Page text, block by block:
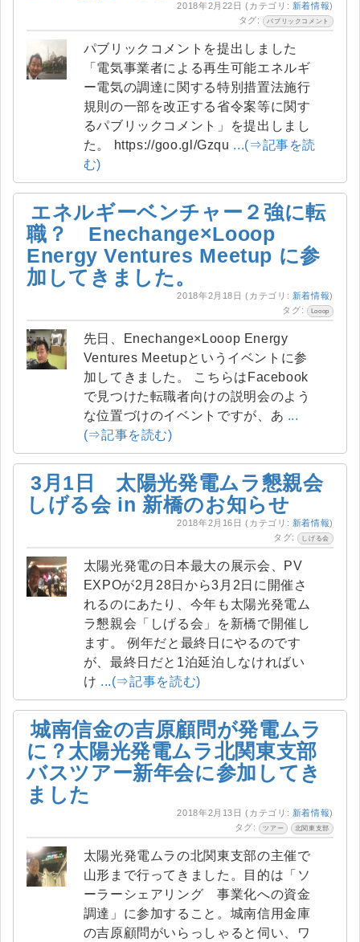
2018年2月22日 (カテゴリ: 新着情報)
タグ:
パブリックコメント
パブリックコメントを提出しました
「電気事業者による再生可能エネルギ
ー電気の調達に関する特別措置法施行
規則の一部を改正する省令案等に関す
るパブリックコメント」を提出しまし
た。 https://goo.gl/Gzqu ...(⇒記事を読
む)
エネルギーベンチャー２強に転
職？ Enechange×Looop
Energy Ventures Meetup に参
加してきました。
2018年2月18日 (カテゴリ: 新着情報)
タグ:
Looop
先日、Enechange×Looop Energy
Ventures Meetupというイベントに参
加してきました。 こちらはFacebook
で見つけた転職者向けの説明会のよう
な位置づけのイベントですが、あ ...
(⇒記事を読む)
3月1日 太陽光発電ムラ懇親会
しげる会 in 新橋のお知らせ
2018年2月16日 (カテゴリ: 新着情報)
タグ:
しげる会
太陽光発電の日本最大の展示会、PV
EXPOが2月28日から3月2日に開催さ
れるのにあたり、今年も太陽光発電ム
ラ懇親会「しげる会」を新橋で開催し
ます。 例年だと最終日にやるのです
が、最終日だと1泊延泊しなければい
け ...(⇒記事を読む)
城南信金の吉原顧問が発電ムラ
に？太陽光発電ムラ北関東支部
バスツアー新年会に参加してき
ました
2018年2月13日 (カテゴリ: 新着情報)
タグ:
ツアー 北関東支部
太陽光発電ムラの北関東支部の主催で
山形まで行ってきました。目的は「ソ
ーラーシェアリング 事業化への資金
調達」に参加すること。城南信用金庫
の吉原顧問がいらっしゃると伺い、ワ